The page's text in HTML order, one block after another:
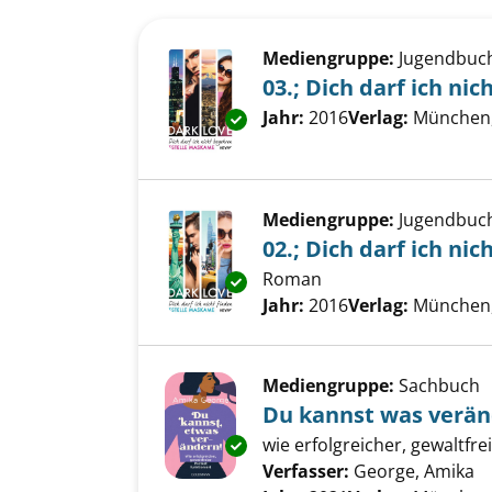
Exemplar-Details von 03.;
Mediengruppe:
03.; Dich darf ich
Suche nach diesem
Jahr: 2016Verlag:
Exemplar-Details von 02.;
Mediengruppe:
02.; Dich darf ich
Roman
Suche nach diesem
Jahr: 2016Verlag:
Exemplar-Details von Du
Mediengruppe: Sachbuch
Du kannst was
wie erfolgreicher,
Verfasser: George, Amika